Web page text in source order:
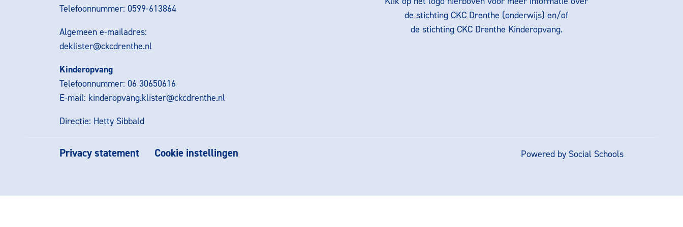
Telefoonnummer: 0599-613864
Algemeen e-mailadres:
deklister@ckcdrenthe.nl
Kinderopvang
Telefoonnummer: 06 30650616
E-mail: kinderopvang.klister@ckcdrenthe.nl
Directie: Hetty Sibbald
de stichting CKC Drenthe (onderwijs) en/of
de stichting CKC Drenthe Kinderopvang.
Privacy statement Cookie instellingen Powered by Social Schools